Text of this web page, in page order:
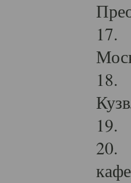
17.
18.
19.
20.